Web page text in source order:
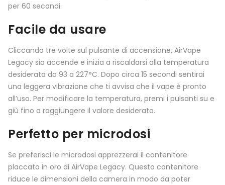
per 60 secondi.
Facile da usare
Cliccando tre volte sul pulsante di accensione, AirVape
Legacy sia accende e inizia a riscaldarsi alla temperatura
desiderata da 93 a 227°C. Dopo circa 15 secondi sentirai
una leggera vibrazione che ti avvisa che il vape è pronto
all’uso. Per modificare la temperatura, premi i pulsanti su e
giù fino a raggiungere il valore desiderato.
Perfetto per microdosi
Se preferisci le microdosi apprezzerai il contenitore
placcato in oro di AirVape Legacy. Questo contenitore
riduce le dimensioni della camera in modo da poter